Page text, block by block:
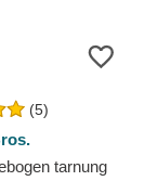
(5)
tarnung